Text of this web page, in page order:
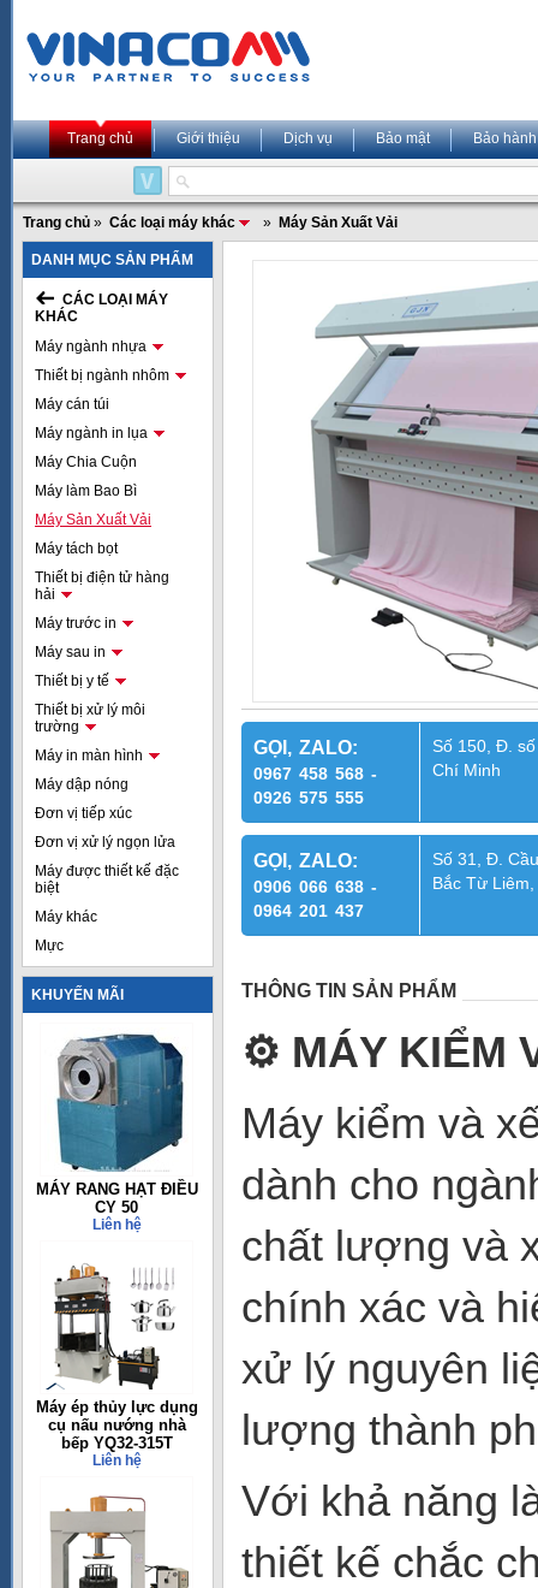
Trang chủ Giới thiệu Dịch vụ Bảo mật Bảo hành
Trang chủ » Các loại máy khác » Máy Sản Xuất Vải
DANH MỤC SẢN PHẨM
CÁC LOẠI MÁY
KHÁC
Máy ngành nhựa
Thiết bị ngành nhôm
Máy cán túi
Máy ngành in lụa
Máy Chia Cuộn
Máy làm Bao Bì
Máy Sản Xuất Vải
Máy tách bọt
Thiết bị điện tử hàng
hải
Máy trước in
Máy sau in
Thiết bị y tế
Thiết bị xử lý môi
trường
Máy in màn hình
Máy dập nóng
Đơn vị tiếp xúc
Đơn vị xử lý ngọn lửa
Máy được thiết kế đặc
biệt
Máy khác
Mực
KHUYẾN MÃI
MÁY RANG HẠT ĐIỀU
CY 50
Liên hệ
Máy ép thủy lực dụng
cụ nấu nướng nhà
bếp YQ32-315T
Liên hệ
GỌI, ZALO:
0967 458 568 -
0926 575 555
Số 150, Đ.
Chí Minh
GỌI, ZALO:
0906 066 638 -
0964 201 437
Số 31, Đ.
Bắc Từ
THÔNG TIN SẢN PHẨM
⚙ MÁY KIỂM
Máy kiểm và
dành cho
chất lượng và
chính xác và
xử lý nguyên
lượng thành
Với khả năng
thiết kế chắc